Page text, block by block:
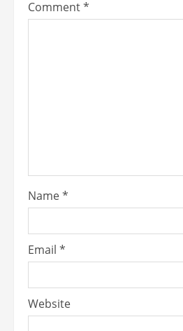
Comment*
Name*
Email *
Website